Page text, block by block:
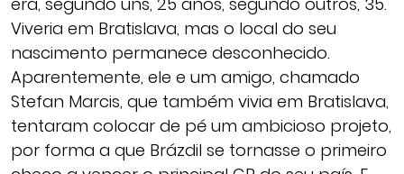
Viveria em Bratislava, mas o local do seu
nascimento permanece desconhecido.
Aparentemente, ele e um amigo, chamado
Stefan Marcis, que também vivia em Bratislava,
tentaram colocar de pé um ambicioso projeto,
por forma a que Brázdil se tornasse o primeiro